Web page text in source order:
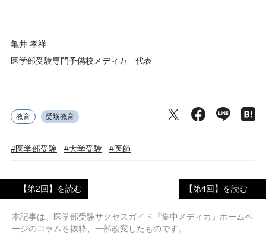
亀井 孝祥
医学部受験専門予備校メディカ 代表
教育 受験教育
#医学部受験 #大学受験 #医師
【第2回】を読む 【第4回】を読む
本記事は、医学部受験サクセスガイド『集中メディカ』ホームペ
ージのコラムを抜粋、一部改変したものです。